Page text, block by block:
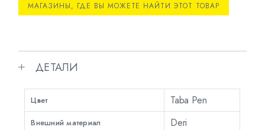
МАГАЗИНЫ, ГДЕ ВЫ МОЖЕТЕ НАЙТИ ЭТОТ ТОВАР
ДЕТАЛИ
Цвет Taba Pen
Внешний материал Deri